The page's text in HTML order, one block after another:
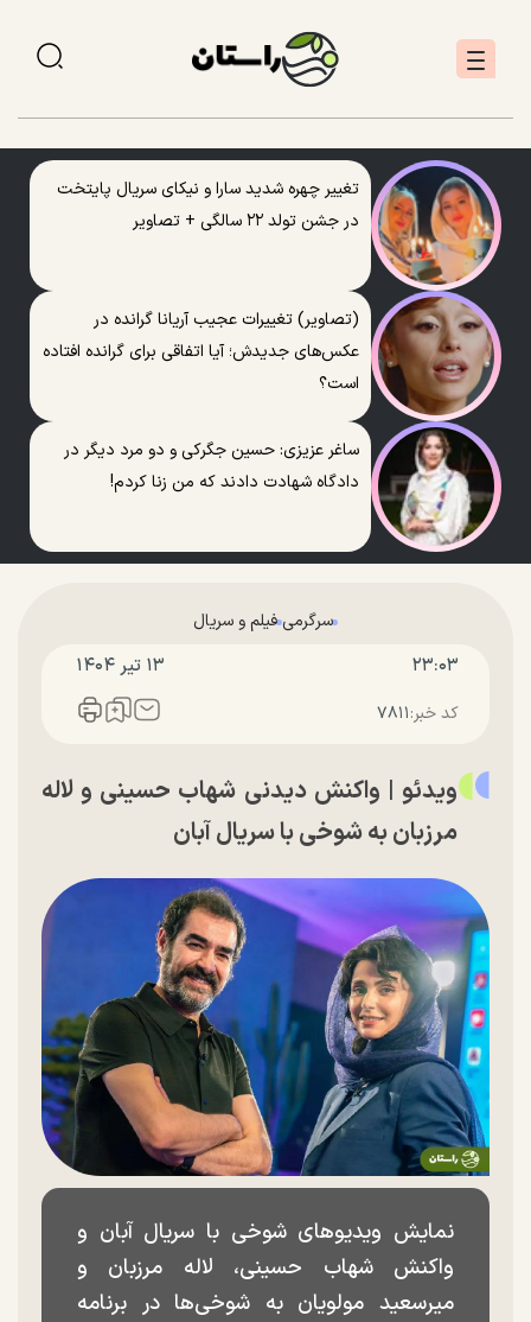
تغییر چهره شدید سارا و نیکای سریال پایتخت
در جشن تولد ۲۲ سالگی + تصاویر
(تصاویر) تغییرات عجیب آریانا گرانده در
عکس‌های جدیدش؛ آیا اتفاقی برای گرانده افتاده
است؟
ساغر عزیزی: حسین جگرکی و دو مرد دیگر در
دادگاه شهادت دادند که من زنا کردم!
سرگرمی فیلم و سریال
۲۳:۰۳ ۱۳ تير ۱۴۰۴
کد خبر:۷۸۱۱
ویدئو | واکنش دیدنی شهاب حسینی و لاله
مرزبان به شوخی با سریال آبان
نمایش ویدیوهای شوخی با سریال آبان و
واکنش شهاب حسینی، لاله مرزبان و
میرسعید مولویان به شوخی‌ها در برنامه